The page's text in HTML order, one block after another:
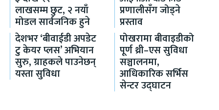
लाखसम्म छुट, २ नयाँ
मोडल सार्वजनिक हुने
प्रणालीसँग जोड्ने
प्रस्ताव
देशभर ‘बीवाईडी अपडेट
टु केयर प्लस’ अभियान
सुरु, ग्राहकले पाउनेछन्
यस्ता सुविधा
पोखरामा बीवाइडीको
पूर्ण थ्री–एस सुविधा
सञ्चालनमा,
आधिकारिक सर्भिस
सेन्टर उद्घाटन